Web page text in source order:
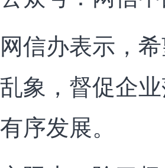
网信办表示，
乱象，督促企
有序发展。